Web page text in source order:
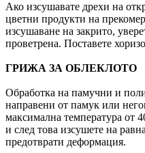
Ако изсушавате дрехи на
цветни продукти на
изсушаване на закрито,
проветрена. Поставете
ГРИЖА ЗА ОБЛЕКЛОТО
Обработка на памучни и
направени от памук или
максимална температура от
и след това изсушете на
предотврати деформация.